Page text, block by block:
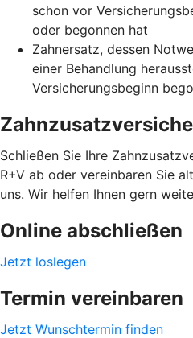
schon vor
oder begonnen hat
Zahnersatz, dessen
einer Behandlung
Versicherungsbeginn
Schließen Sie Ihre
R+V ab oder vereinbaren Sie
uns. Wir helfen Ihnen gern
Online abschließen
Jetzt loslegen
Termin vereinbaren
Jetzt Wunschtermin finden